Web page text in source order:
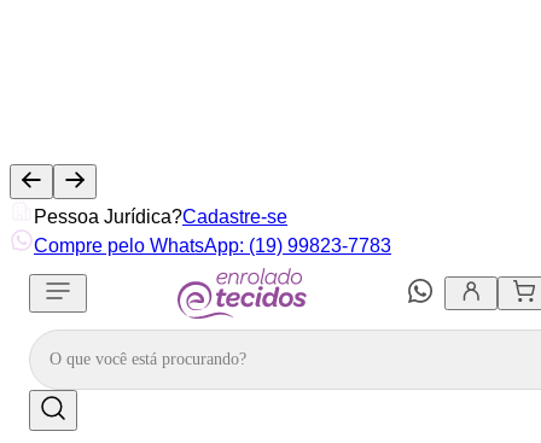
Pessoa Jurídica?Cadastre-se
Compre pelo WhatsApp: (19) 99823-7783